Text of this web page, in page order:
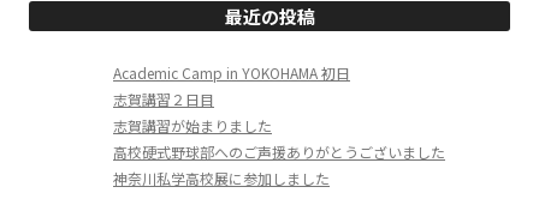
最近の投稿
Academic Camp in YOKOHAMA 初日
志賀講習２日目
志賀講習が始まりました
高校硬式野球部へのご声援ありがとうございました
神奈川私学高校展に参加しました